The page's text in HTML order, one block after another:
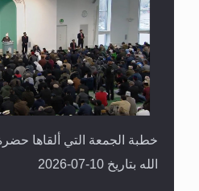
خطبة الجمعة التي ألقاها حضرة